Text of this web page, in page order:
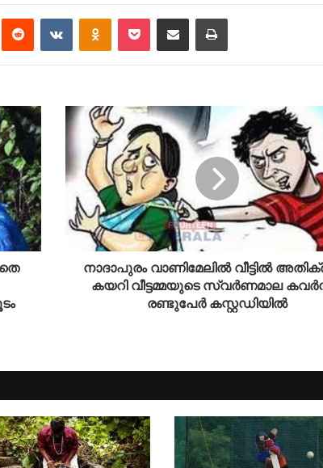
Reddit VKontakteOdnoklassniki
Pocket Share via Email Print
നാദാപുരം വാണിമേലിൽ വീട്ടിൽ
കയറി വീട്ടമ്മയുടെ സ്വർണമാല
രണ്ടുപേർ കസ്റ്റഡിയിൽ